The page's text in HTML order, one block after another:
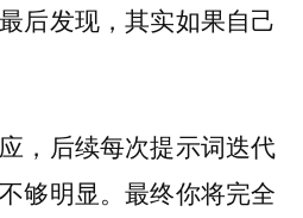
后发现，其实如果自己
，后续每次提示词迭代
够明显。最终你将完全